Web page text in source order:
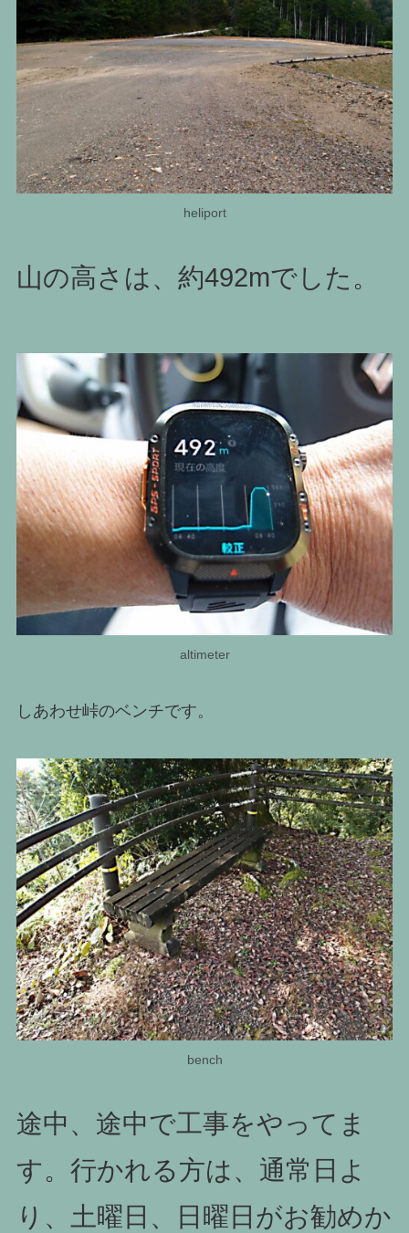
heliport
山の高さは、約492mでした。
altimeter
しあわせ峠のベンチです。
bench
途中、途中で工事をやってま
す。行かれる方は、通常日よ
り、土曜日、日曜日がお勧めか